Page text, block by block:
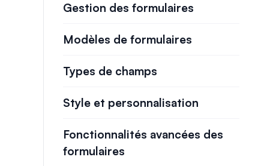
Gestion des formulaires
Modèles de formulaires
Types de champs
Style et personnalisation
Fonctionnalités avancées des
formulaires